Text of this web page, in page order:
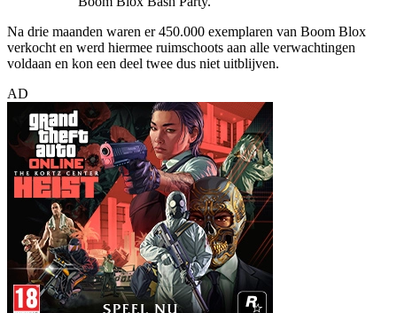
Na drie maanden waren er 450.000 exemplaren van Boom Blox
verkocht en werd hiermee ruimschoots aan alle verwachtingen
voldaan en kon een deel twee dus niet uitblijven.
AD